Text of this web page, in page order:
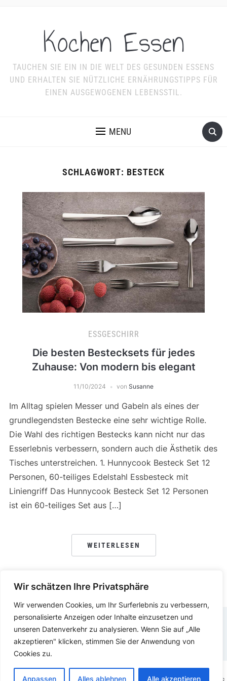
Wir schätzen Ihre Privatsphäre
Wir verwenden Cookies, um Ihr Surferlebnis zu verbessern,
personalisierte Anzeigen oder Inhalte einzusetzen und
unseren Datenverkehr zu analysieren. Wenn Sie auf „Alle
akzeptieren" klicken, stimmen Sie der Anwendung von
Cookies zu.
Anpassen Alles ablehnen Alle akzeptieren
Kochen Essen
TAUCHEN SIE EIN IN DIE WELT DES GESUNDEN ESSENS
UND ERHALTEN SIE NÜTZLICHE ERNÄHRUNGSTIPPS FÜR
EINEN AUSGEWOGENEN LEBENSSTIL.
MENU
SCHLAGWORT: BESTECK
ESSGESCHIRR
Die besten Bestecksets für jedes
Zuhause: Von modern bis elegant
11/10/2024 von Susanne
Im Alltag spielen Messer und Gabeln als eines der
grundlegendsten Bestecke eine sehr wichtige Rolle.
Die Wahl des richtigen Bestecks kann nicht nur das
Esserlebnis verbessern, sondern auch die Ästhetik des
Tisches unterstreichen. 1. Hunnycook Besteck Set 12
Personen, 60-teiliges Edelstahl Essbesteck mit
Liniengriff Das Hunnycook Besteck Set 12 Personen
ist ein 60-teiliges Set aus […]
WEITERLESEN
DATENSCHUTZERKLÄRUNG IMPRESSUM